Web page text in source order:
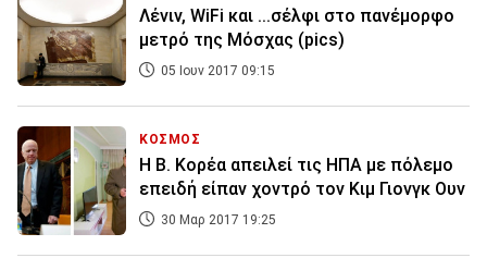
Λένιν, WiFi και ...σέλφι στο πανέμορφο
μετρό της Μόσχας (pics)
05 Ιουν 2017 09:15
ΚΟΣΜΟΣ
Η Β. Κορέα απειλεί τις ΗΠΑ με πόλεμο
επειδή είπαν χοντρό τον Κιμ Γιονγκ Ουν
30 Μαρ 2017 19:25